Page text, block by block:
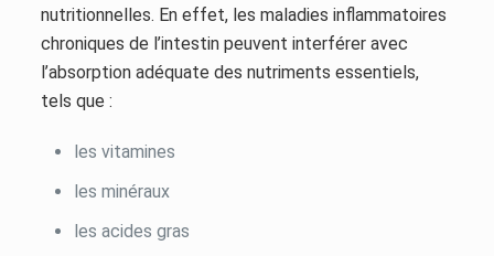
nutritionnelles. En effet, les maladies inflammatoires
chroniques de l’intestin peuvent interférer avec
l’absorption adéquate des nutriments essentiels,
tels que :
les vitamines
les minéraux
les acides gras